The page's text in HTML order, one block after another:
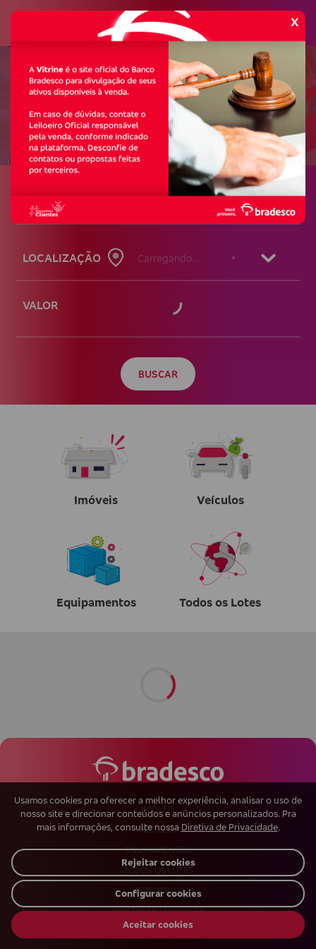
x
Vitrine de Imóveis e
Veículos em Leilão
SAIBA MAIS
LOCALIZAÇÃO Carregando...
VALOR
BUSCAR
Imóveis Veículos
Equipamentos Todos os Lotes
IMÓVEIS
VEÍCULOS
EQUIPAMENTOS
TODOS OS LOTES
PARCEIROS
PREFERÊNCIA COOKIES
Usamos cookies pra oferecer a melhor experiência, analisar o uso de
nosso site e direcionar conteúdos e anúncios personalizados. Pra
mais informações, consulte nossa Diretiva de Privacidade.
Rejeitar cookies
Configurar cookies
Aceitar cookies